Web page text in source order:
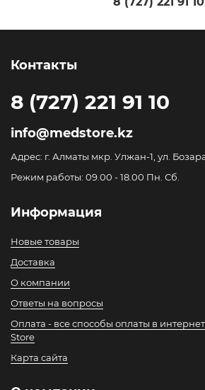
Контакты
8 (727) 221 91 10
info@medstore.kz
Адрес: г. Алматы мкр. Улжан-1, ул.
Режим работы: 09.00 - 18.00 Пн. Сб.
Информация
Новые товары
Доставка
О компании
Ответы на вопросы
Оплата - все способы оплаты в
Store
Карта сайта